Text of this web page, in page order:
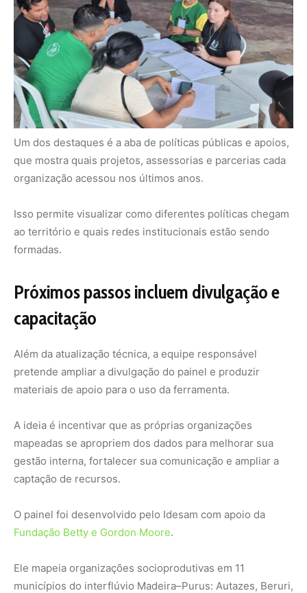
formadas.
Próximos passos incluem divulgação e
capacitação
Além da atualização técnica, a equipe responsável
pretende ampliar a divulgação do painel e produzir
materiais de apoio para o uso da ferramenta.
A ideia é incentivar que as próprias organizações
gestão interna, fortalecer sua comunicação e ampliar a
captação de recursos.
Fundação Betty e Gordon Moore.
Ele mapeia organizações socioprodutivas em 11
municípios do interflúvio Madeira–Purus: Autazes, Beruri,
Borba, Canutama, Careiro, Careiro da Várzea, Humaitá,
Lábrea, Manaquiri, Manicoré e Tapauá.
A plataforma pode ser acessada em
https://idesam.org/paineis-interativos/painel-redes-da-
sociobiodiversidade/
Nunca perca uma notícia da Amazônia